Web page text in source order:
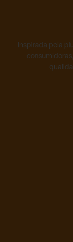
Inspirada pela